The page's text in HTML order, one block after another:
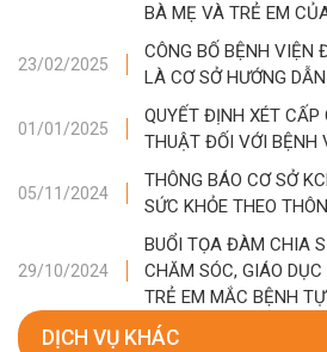
BÀ MẸ VÀ TRẺ EM
23/02/2025
CÔNG BỐ BỆNH VIỆN
LÀ CƠ SỞ HƯỚNG
01/01/2025
QUYẾT ĐỊNH XÉT CẤP
THUẬT ĐỐI VỚI BỆNH
05/11/2024
THÔNG BÁO CƠ SỞ
SỨC KHỎE THEO
29/10/2024
BUỔI TỌA ĐÀM CHIA
CHĂM SÓC, GIÁO
TRẺ EM MẮC BỆNH
DỊCH VỤ KHÁC